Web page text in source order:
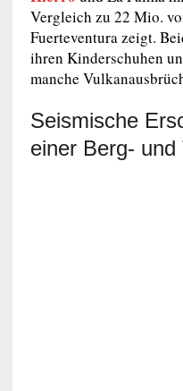
Vergleich zu 22 Mio.
Fuerteventura zeigt.
ihren Kinderschuhen
manche
Seismische
einer Berg- und